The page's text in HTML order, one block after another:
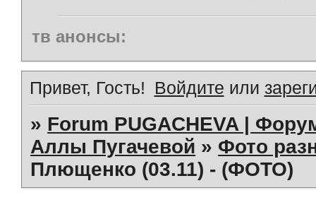
тв анонсы:
Привет, Гость! Войдите или
» Forum PUGACHEVA |
Аллы Пугачевой » Фото
Плющенко (03.11) - (ФОТО)